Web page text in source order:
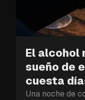
El alcohol
sueño de
cuesta
Una noche de